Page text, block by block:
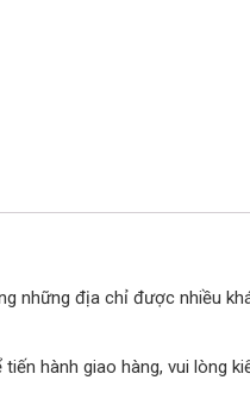
những địa chỉ được nhiều
hành giao hàng, vui lòng